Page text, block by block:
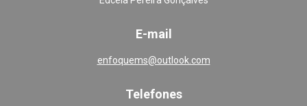
E-mail
enfoquems@outlook.com
Telefones